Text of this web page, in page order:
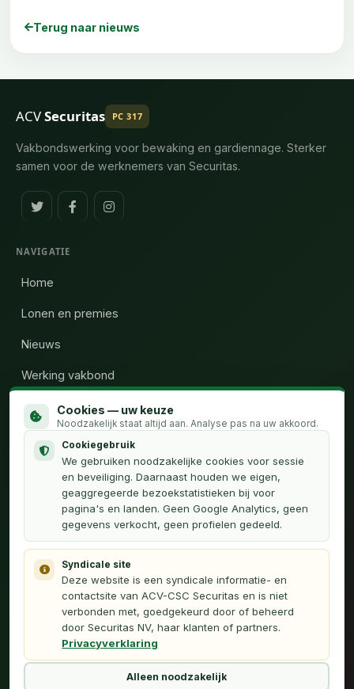
Terug naar nieuws
ACVSecuritas PC 317
Vakbondswerking voor bewaking en gardiennage. Sterker
samen voor de werknemers van Securitas.
NAVIGATIE
Home
Lonen en premies
Nieuws
Werking vakbond
Wie zijn wij
Calculator uren
Contact
Privacyverklaring
Français (FR)
Webmaster
Dit platform is een initiatief van vakbondsafgevaardigden van ACV-
Securitas en is niet verbonden met Securitas NV.
Cookies — uw keuze
Noodzakelijk staat altijd aan. Analyse pas na uw akkoord.
Cookiegebruik
We gebruiken noodzakelijke cookies voor sessie
en beveiliging. Daarnaast houden we eigen,
geaggregeerde bezoekstatistieken bij voor
pagina's en landen. Geen Google Analytics, geen
gegevens verkocht, geen profielen gedeeld.
Syndicale site
Deze website is een syndicale informatie- en
contactsite van ACV-CSC Securitas en is niet
verbonden met, goedgekeurd door of beheerd
door Securitas NV, haar klanten of partners.
Privacyverklaring
Alleen noodzakelijk